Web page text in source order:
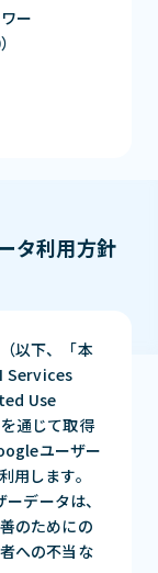
ー
タ利用方針
以下、「本
Services
Use
通じて取得
ユーザー
用します。
データは、
のためにの
への不当な